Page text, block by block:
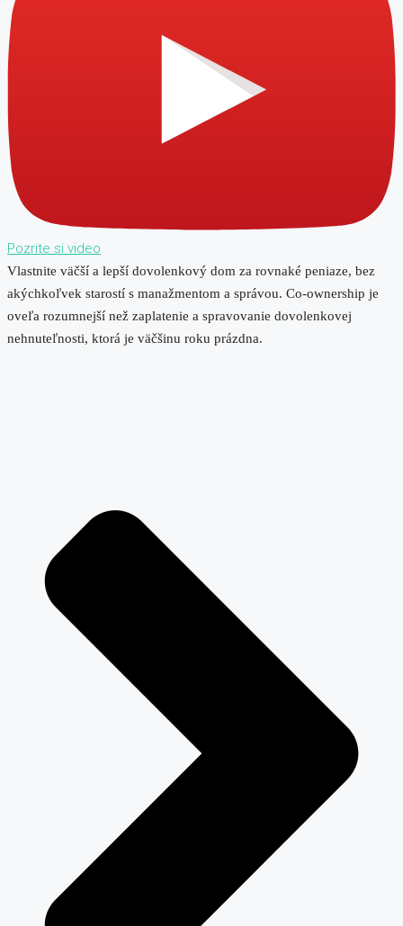
Pozrite si video
Vlastnite väčší a lepší dovolenkový dom za rovnaké peniaze, bez
akýchkoľvek starostí s manažmentom a správou. Co-ownership je
oveľa rozumnejší než zaplatenie a spravovanie dovolenkovej
nehnuteľnosti, ktorá je väčšinu roku prázdna.